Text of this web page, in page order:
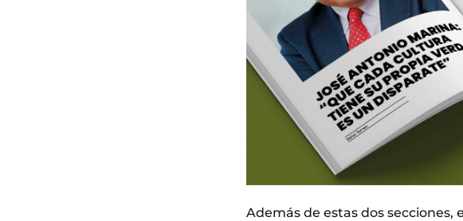
Además de estas dos secciones,